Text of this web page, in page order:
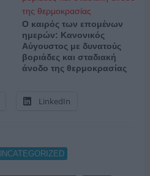
Ο καιρός των επομένων
ημερών: Κανονικός
Αύγουστος με δυνατούς
βοριάδες και σταδιακή
άνοδο της θερμοκρασίας
LinkedIn